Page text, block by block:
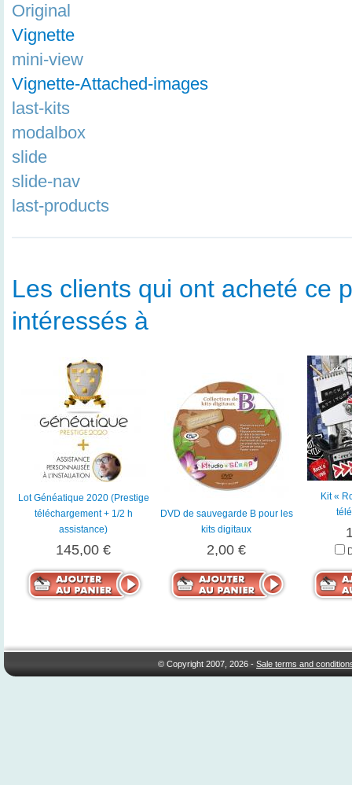
Original
Vignette
mini-view
Vignette-Attached-images
last-kits
modalbox
slide
slide-nav
last-products
Les clients qui ont acheté ce
intéressés à
Lot Généatique 2020 (Prestige
téléchargement + 1/2 h
assistance)
145,00 €
DVD de sauvegarde B pour les
kits digitaux
2,00 €
Kit «
© Copyright 2007, 2026 -Sale terms and